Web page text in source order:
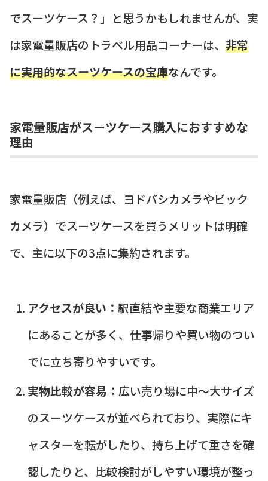
でスーツケース？」と思うかもしれませんが、実
は家電量販店のトラベル用品コーナーは、 非常
に実用的なスーツケースの宝庫なんです。
家電量販店がスーツケース購入におすすめな
理由
家電量販店（例えば、ヨドバシカメラやビック
カメラ）でスーツケースを買うメリットは明確
で、主に以下の3点に集約されます。
アクセスが良い： 駅直結や主要な商業エリア
にあることが多く、仕事帰りや買い物のつい
でに立ち寄りやすいです。
実物比較が容易： 広い売り場に中〜大サイズ
のスーツケースが並べられており、実際にキ
ャスターを転がしたり、持ち上げて重さを確
認したりと、比較検討がしやすい環境が整っ